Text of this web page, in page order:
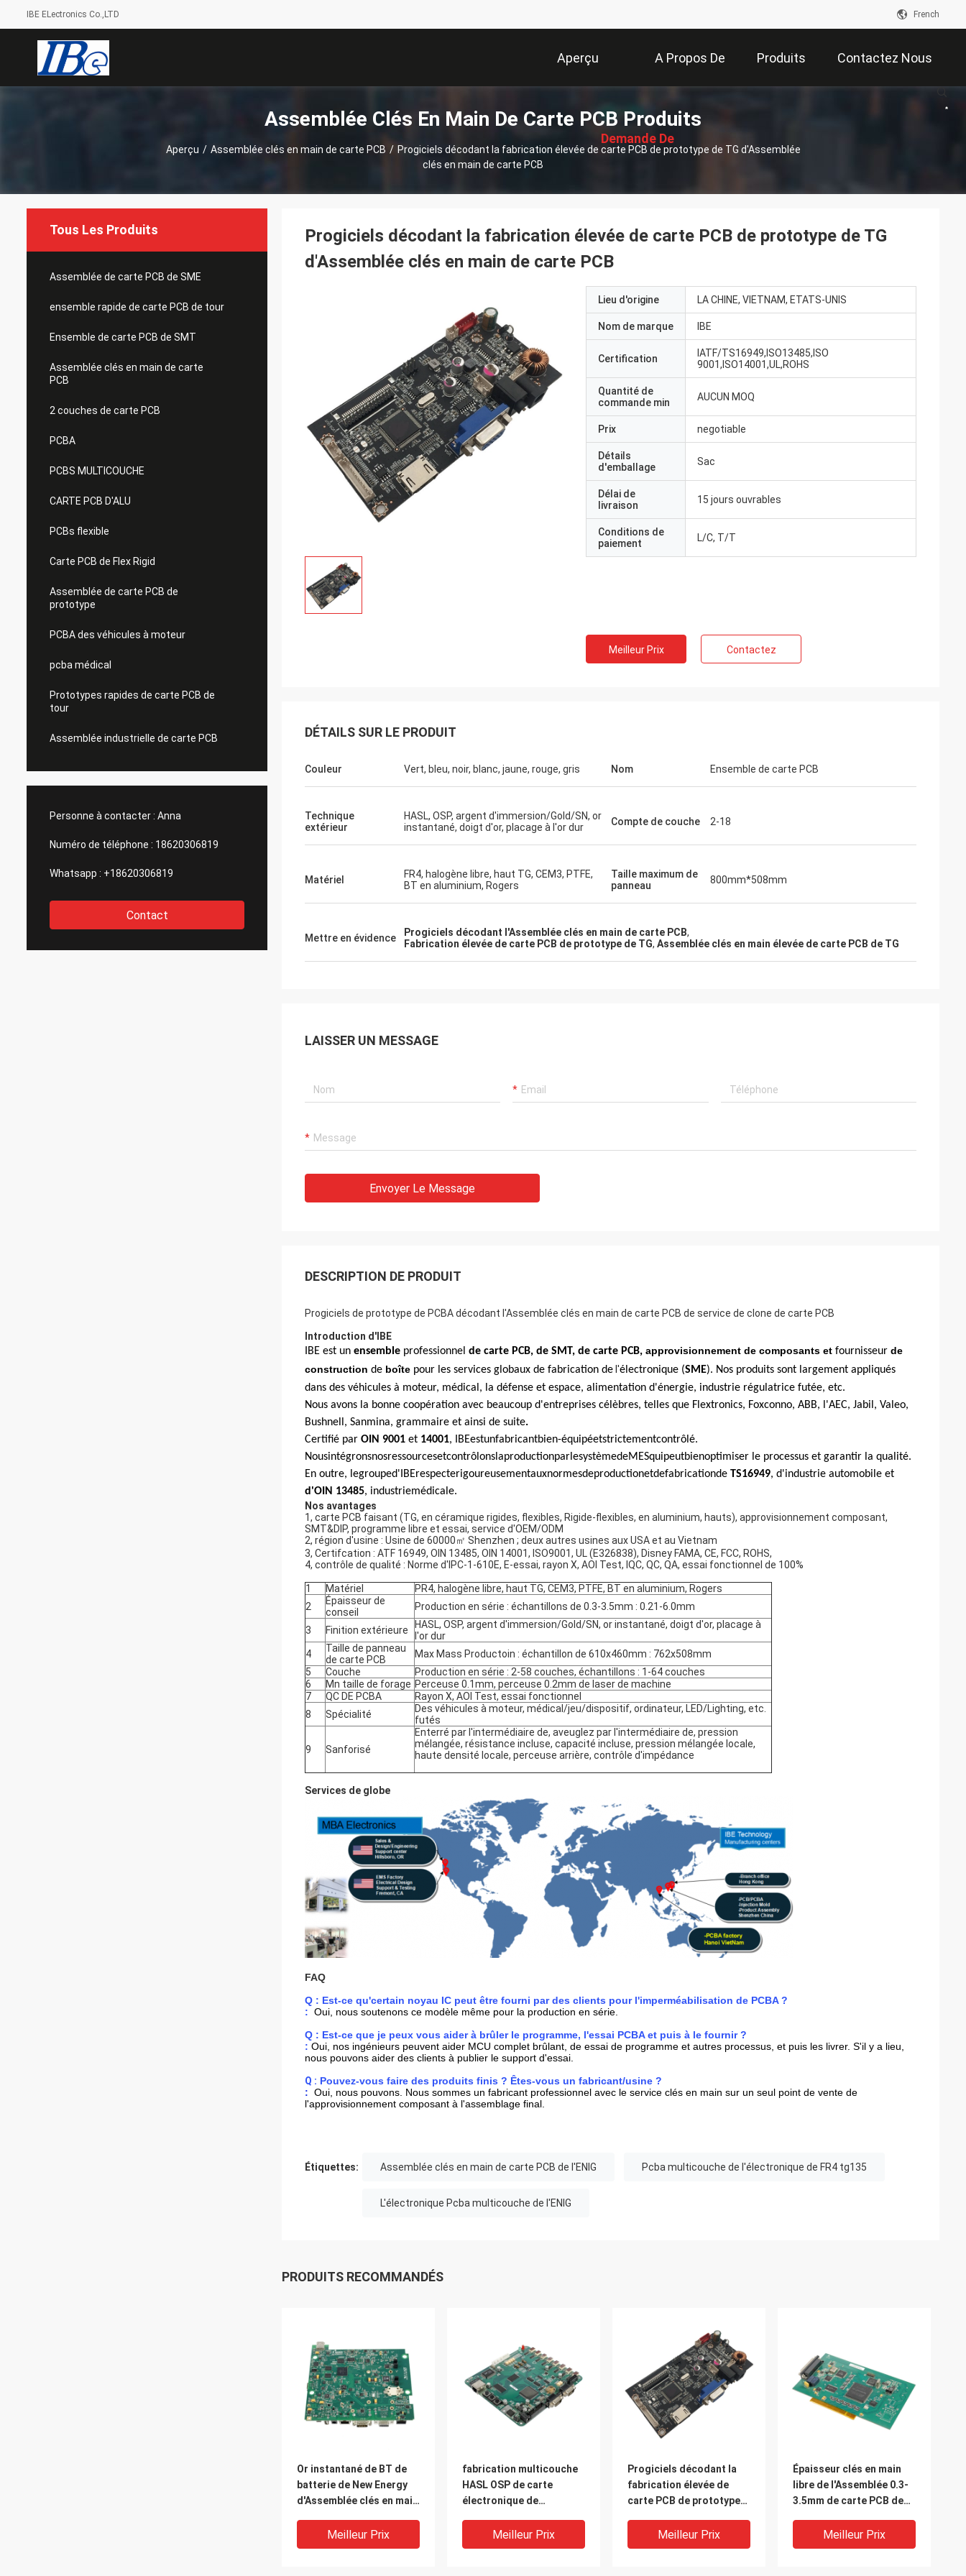
IBE ELectronics Co.,LTD French
Aperçu A Propos De
Nous
Produits Contactez Nous
述
Demande De
Soumission
Assemblée Clés En Main De Carte PCB Produits
Aperçu / Assemblée clés en main de carte PCB / Progiciels décodant la fabrication élevée de carte PCB de prototype de TG d'Assemblée
clés en main de carte PCB
Tous Les Produits
Assemblée de carte PCB de SME
ensemble rapide de carte PCB de tour
Ensemble de carte PCB de SMT
Assemblée clés en main de carte
PCB
2 couches de carte PCB
PCBA
PCBS MULTICOUCHE
CARTE PCB D'ALU
PCBs flexible
Carte PCB de Flex Rigid
Assemblée de carte PCB de
prototype
PCBA des véhicules à moteur
pcba médical
Prototypes rapides de carte PCB de
tour
Assemblée industrielle de carte PCB
Personne à contacter : Anna
Numéro de téléphone : 18620306819
Whatsapp : +18620306819
Contact
Progiciels décodant la fabrication élevée de carte PCB de prototype de TG
d'Assemblée clés en main de carte PCB
Lieu d'origine LA CHINE, VIETNAM, ETATS-UNIS
Nom de marque IBE
Certification
IATF/TS16949,ISO13485,ISO
9001,ISO14001,UL,ROHS
Quantité de
commande min
AUCUN MOQ
Prix negotiable
Détails
d'emballage
Sac
Délai de
livraison
15 jours ouvrables
Conditions de
paiement
L/C, T/T
Meilleur Prix Contactez
DÉTAILS SUR LE PRODUIT
Couleur Vert, bleu, noir, blanc, jaune, rouge, gris Nom Ensemble de carte PCB
Technique
extérieur
HASL, OSP, argent d'immersion/Gold/SN, or
instantané, doigt d'or, placage à l'or dur
Compte de couche 2-18
Matériel
FR4, halogène libre, haut TG, CEM3, PTFE,
BT en aluminium, Rogers
Taille maximum de
panneau
800mm*508mm
Mettre en évidence Progiciels décodant l'Assemblée clés en main de carte PCB,
Fabrication élevée de carte PCB de prototype de TG, Assemblée clés en main élevée de carte PCB de TG
LAISSER UN MESSAGE
Envoyer Le Message
DESCRIPTION DE PRODUIT
Progiciels de prototype de PCBA décodant l'Assemblée clés en main de carte PCB de service de clone de carte PCB
Introduction d'IBE
IBE est un ensemble professionnel de carte PCB, de SMT, de carte PCB, approvisionnement de composants et fournisseur de
construction de boîte pour les services globaux de fabrication de l'électronique (SME). Nos produits sont largement appliqués
dans des véhicules à moteur, médical, la défense et espace, alimentation d'énergie, industrie régulatrice futée, etc.
Nous avons la bonne coopération avec beaucoup d'entreprises célèbres, telles que Flextronics, Foxconno, ABB, l'AEC, Jabil, Valeo,
Bushnell, Sanmina, grammaire et ainsi de suite.
Certifié par OIN 9001 et 14001, IBEestunfabricantbien-équipéetstrictementcontrôlé.
NousintégronsnosressourcesetcontrôlonslaproductionparlesystèmedeMESquipeutbienoptimiser le processus et garantir la qualité.
En outre, legrouped'IBErespecterigoureusementauxnormesdeproductionetdefabricationde TS16949, d'industrie automobile et
d'OIN 13485, industriemédicale.
Nos avantages
1, carte PCB faisant (TG, en céramique rigides, flexibles, Rigide-flexibles, en aluminium, hauts), approvisionnement composant,
SMT&DIP, programme libre et essai, service d'OEM/ODM
2, région d'usine : Usine de 60000㎡ Shenzhen ; deux autres usines aux USA et au Vietnam
3, Certifcation : ATF 16949, OIN 13485, OIN 14001, ISO9001, UL (E326838), Disney FAMA, CE, FCC, ROHS,
4, contrôle de qualité : Norme d'IPC-1-610E, E-essai, rayon X, AOI Test, IQC, QC, QA, essai fonctionnel de 100%
1 Matériel
PR4, halogène libre, haut TG, CEM3, PTFE, BT en aluminium, Rogers
2
Épaisseur de
conseil
Production en série : échantillons de 0.3-3.5mm : 0.21-6.0mm
3 Finition extérieure
HASL, OSP, argent d'immersion/Gold/SN, or instantané, doigt d'or, placage à
l'or dur
4
Taille de panneau
de carte PCB
Max Mass Productoin : échantillon de 610x460mm : 762x508mm
5
Couche
Production en série : 2-58 couches, échantillons : 1-64 couches
6
Mn taille de forage Perceuse 0.1mm, perceuse 0.2mm de laser de machine
7
QC DE PCBA
Rayon X, AOI Test, essai fonctionnel
8
Spécialité
Des véhicules à moteur, médical/jeu/dispositif, ordinateur, LED/Lighting, etc.
futés
9 Sanforisé
Enterré par l'intermédiaire de, aveuglez par l'intermédiaire de, pression
mélangée, résistance incluse, capacité incluse, pression mélangée locale,
haute densité locale, perceuse arrière, contrôle d'impédance
Services de globe
FAQ
Q : Est-ce qu'certain noyau IC peut être fourni par des clients pour l'imperméabilisation de PCBA ?
: Oui, nous soutenons ce modèle même pour la production en série.
Q : Est-ce que je peux vous aider à brûler le programme, l'essai PCBA et puis à le fournir ?
: Oui, nos ingénieurs peuvent aider MCU complet brûlant, de essai de programme et autres processus, et puis les livrer. S'il y a lieu,
nous pouvons aider des clients à publier le support d'essai.
Q : Pouvez-vous faire des produits finis ? Êtes-vous un fabricant/usine ?
: Oui, nous pouvons. Nous sommes un fabricant professionnel avec le service clés en main sur un seul point de vente de
l'approvisionnement composant à l'assemblage final.
Étiquettes: Assemblée clés en main de carte PCB de l'ENIG Pcba multicouche de l'électronique de FR4 tg135
L'électronique Pcba multicouche de l'ENIG
PRODUITS RECOMMANDÉS
Or instantané de BT de
batterie de New Energy
d'Assemblée clés en main
Meilleur Prix
fabrication multicouche
HASL OSP de carte
électronique de
Meilleur Prix
Progiciels décodant la
fabrication élevée de
carte PCB de prototype
en main de carte PCB
Meilleur Prix
Épaisseur clés en main
libre de l'Assemblée 0.3-
3.5mm de carte PCB de
Meilleur Prix